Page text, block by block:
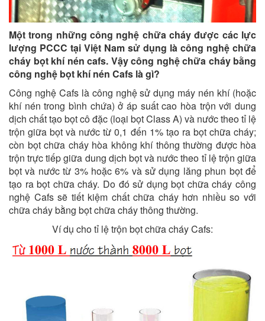
Một trong những công nghệ chữa cháy được các lực
lượng PCCC tại Việt Nam sử dụng là công nghệ chữa
cháy bọt khí nén cafs. Vậy công nghệ chữa cháy bằng
công nghệ bọt khí nén Cafs là gì?
Công nghệ Cafs là công nghệ sử dụng máy nén khí (hoặc
khí nén trong bình chứa) ở áp suất cao hòa trộn với dung
dịch chất tạo bọt cô đặc (loại bọt Class A) và nước theo tỉ lệ
trộn giữa bọt và nước từ 0,1 đến 1% tạo ra bọt chữa cháy;
còn bọt chữa cháy hòa không khí thông thường được hòa
trộn trực tiếp giữa dung dịch bọt và nước theo tỉ lệ trộn giữa
bọt và nước từ 3% hoặc 6% và sử dụng lăng phun bọt để
tạo ra bọt chữa cháy. Do đó sử dụng bọt chữa cháy công
nghệ Cafs sẽ tiết kiệm chất chữa cháy hơn nhiều so với
chữa cháy bằng bọt chữa cháy thông thường.
Ví dụ cho tỉ lệ trộn bọt chữa cháy Cafs: